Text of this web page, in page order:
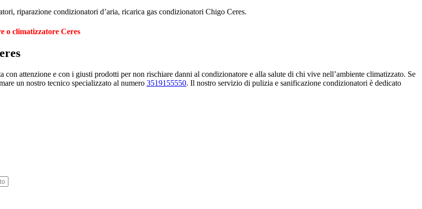
riparazione condizionatori d’aria, ricarica gas condizionatori Chigo Ceres.
o climatizzatore Ceres
con attenzione e con i giusti prodotti per non rischiare danni al condizionatore e alla salute di chi vive nell’ambiente climatizzato. Se
un nostro tecnico specializzato al numero 3519155550. Il nostro servizio di pulizia e sanificazione condizionatori è dedicato